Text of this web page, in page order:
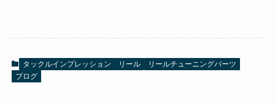
タックルインプレッション リール
リールチューニングパーツ
ブログ